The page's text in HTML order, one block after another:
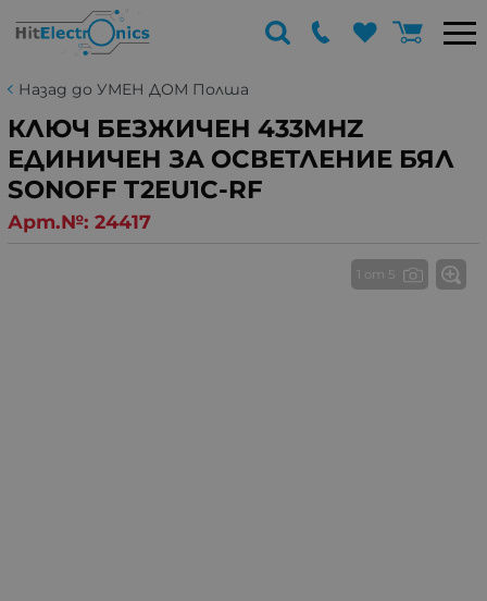
Назад до УМЕН ДОМ Полша
КЛЮЧ БЕЗЖИЧЕН 433MHZ
ЕДИНИЧЕН ЗА ОСВЕТЛЕНИЕ БЯЛ
SONOFF T2EU1C-RF
Арт.№: 24417
1 от 5